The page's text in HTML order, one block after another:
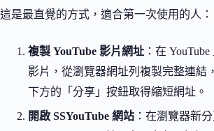
這是最直覺的方式，適合第一次使用的人：
複製 YouTube 影片網址 ：在
影片，從瀏覽器網址列複製完整連結
下方的「分享」按鈕取得縮短網址。
開啟 SSYouTube 網站 ：在瀏覽器新